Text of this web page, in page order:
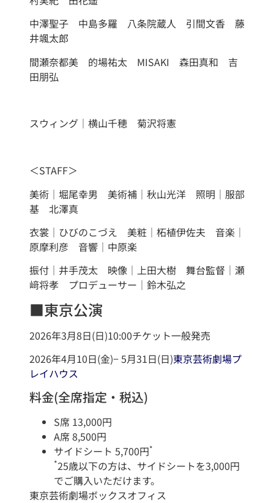
中澤聖子 中島多羅 八条院蔵人 引間文香 藤
井颯太郎
間瀬奈都美 的場祐太 MISAKI 森田真和 吉
田朋弘
スウィング｜横山千穂 菊沢将憲
＜STAFF＞
美術｜堀尾幸男 美術補｜秋山光洋 照明｜服部
基 北澤真
衣裳｜ひびのこづえ 美粧｜柘植伊佐夫 音楽｜
原摩利彦 音響｜中原楽
振付｜井手茂太 映像｜上田大樹 舞台監督｜瀬
﨑将孝 プロデューサー｜鈴木弘之
■東京公演
2026年3月8日(日)10:00チケット一般発売
2026年4月10日(金)− 5月31日(日)東京芸術劇場プ
レイハウス
料金(全席指定・税込)
S席 13,000円
A席 8,500円
サイドシート 5,700円*
*25歳以下の方は、サイドシートを3,000円
でご購入いただけます。
東京芸術劇場ボックスオフィス